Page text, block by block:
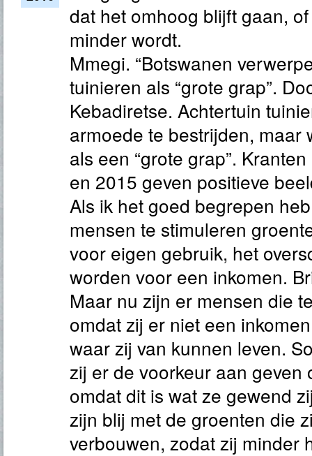
dat het omhoog blijft gaan,
minder wordt.
Mmegi. “Botswanen
tuinieren als “grote grap”.
Kebadiretse. Achtertuin
armoede te bestrijden, maar
als een “grote grap”.
en 2015 geven positieve
Als ik het goed begrepen
mensen te stimuleren
voor eigen gebruik, het
worden voor een inkomen.
Maar nu zijn er mensen die
omdat zij er niet een
waar zij van kunnen leven.
zij er de voorkeur aan geven
omdat dit is wat ze gewend
zijn blij met de groenten die
verbouwen, zodat zij minder